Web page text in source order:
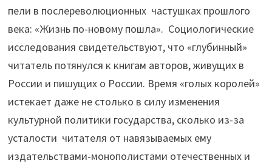
пели в послереволюционных частушках прошлого
века: «Жизнь по-новому пошла». Социологические
исследования свидетельствуют, что «глубинный»
читатель потянулся к книгам авторов, живущих в
России и пишущих о России. Время «голых королей»
истекает даже не столько в силу изменения
культурной политики государства, сколько из-за
усталости читателя от навязываемых ему
издательствами-монополистами отечественных и